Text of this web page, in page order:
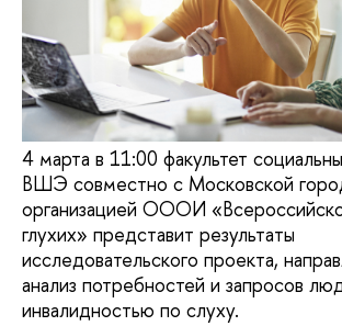
4 марта в 11:00 факультет
ВШЭ совместно с Московской
организацией ОООИ
глухих» представит результаты
исследовательского проекта,
анализ потребностей и запросов
инвалидностью по слуху.